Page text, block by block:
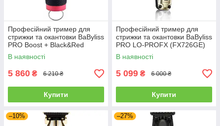
Професійний тример для
стрижки та окантовки BaByliss
PRO Boost + Black&Red
(FX7870RBPE)
В наявності
5 860 ₴ 6 210 ₴
Купити
Професійний тример для
стрижки та окантовки BaByliss
PRO LO-PROFX (FX726GE)
В наявності
5 099 ₴ 6 000 ₴
Купити
–10% –27%